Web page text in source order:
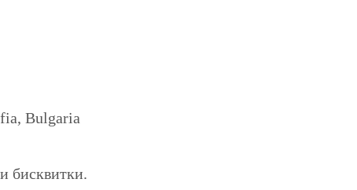
Bulgaria
бисквитки.